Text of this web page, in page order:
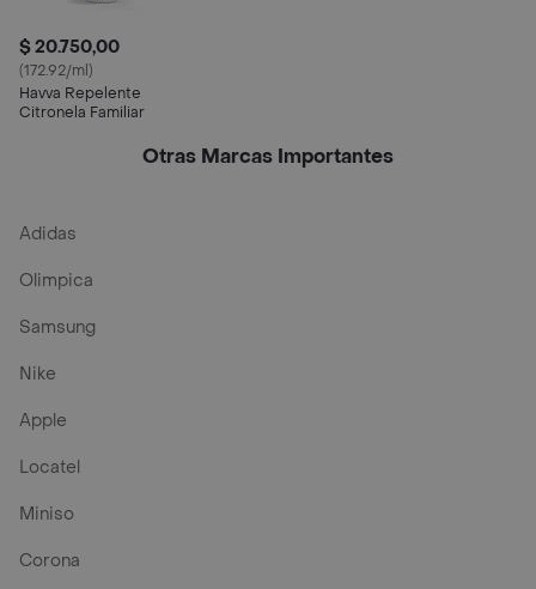
$ 20.750,00
(172.92/ml)
Havva Repelente
Citronela Familiar
Otras Marcas Importantes
Adidas
Olimpica
Samsung
Nike
Apple
Locatel
Miniso
Corona